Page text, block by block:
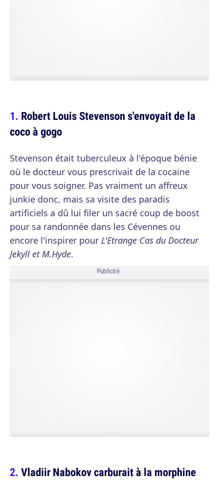
Robert Louis Stevenson s'envoyait de la
coco à gogo
Stevenson était tuberculeux à l'époque bénie
où le docteur vous prescrivait de la cocaïne
pour vous soigner. Pas vraiment un affreux
junkie donc, mais sa visite des paradis
artificiels a dû lui filer un sacré coup de boost
pour sa randonnée dans les Cévennes ou
encore l'inspirer pour L'Etrange Cas du Docteur
Jekyll et M.Hyde.
Publicité
Vladiir Nabokov carburait à la morphine